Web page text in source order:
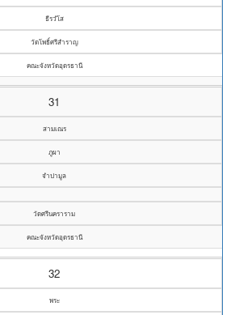
ธีรวํโส
วัดโพธิ์ศรีสำราญ
คณะจังหวัดอุดรธานี
31
สามเณร
ภูผา
จำปามูล
วัดศรีนคราราม
คณะจังหวัดอุดรธานี
32
พระ